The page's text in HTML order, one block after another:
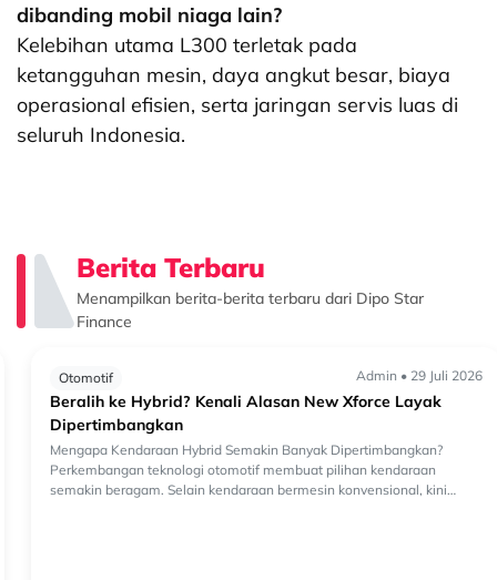
dibanding mobil niaga lain?
Kelebihan utama L300 terletak pada
ketangguhan mesin, daya angkut besar, biaya
operasional efisien, serta jaringan servis luas di
seluruh Indonesia.
Berita Terbaru
Menampilkan berita-berita terbaru dari Dipo Star
Finance
Otomotif Admin • 29 Juli 2026